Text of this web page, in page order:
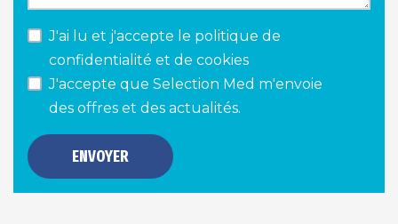
J'ai lu et j'accepte le politique de
confidentialité et de cookies
J'accepte que Selection Med m'envoie
des offres et des actualités.
ENVOYER